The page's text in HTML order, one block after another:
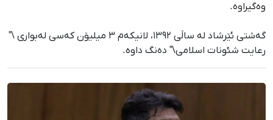
وەگیراوە.
گەشتی ئێرشاد لە ساڵی ١٣٩٢، لانیکەم ٣ میلیۆن کەسی لەبواری \"
رعایت شئونات اسلامی\" دەنگ داوە.